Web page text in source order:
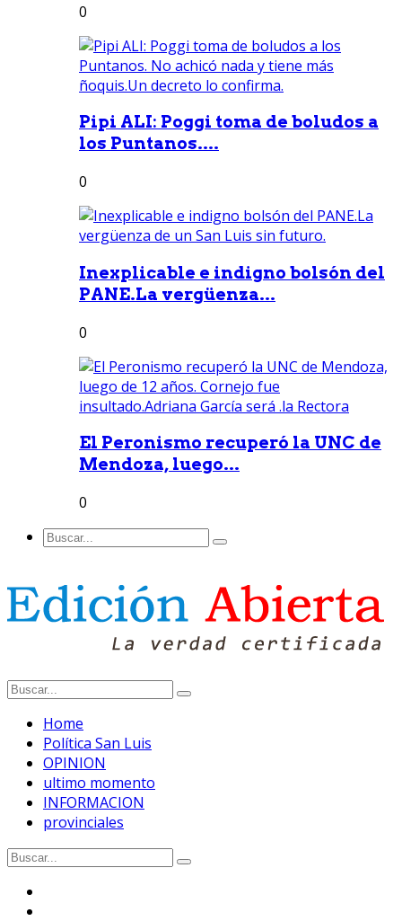
0
Pipi ALI: Poggi toma de boludos a
los Puntanos....
0
Inexplicable e indigno bolsón del
PANE.La vergüenza...
0
El Peronismo recuperó la UNC de
Mendoza, luego...
0
Home
Política San Luis
OPINION
ultimo momento
INFORMACION
provinciales